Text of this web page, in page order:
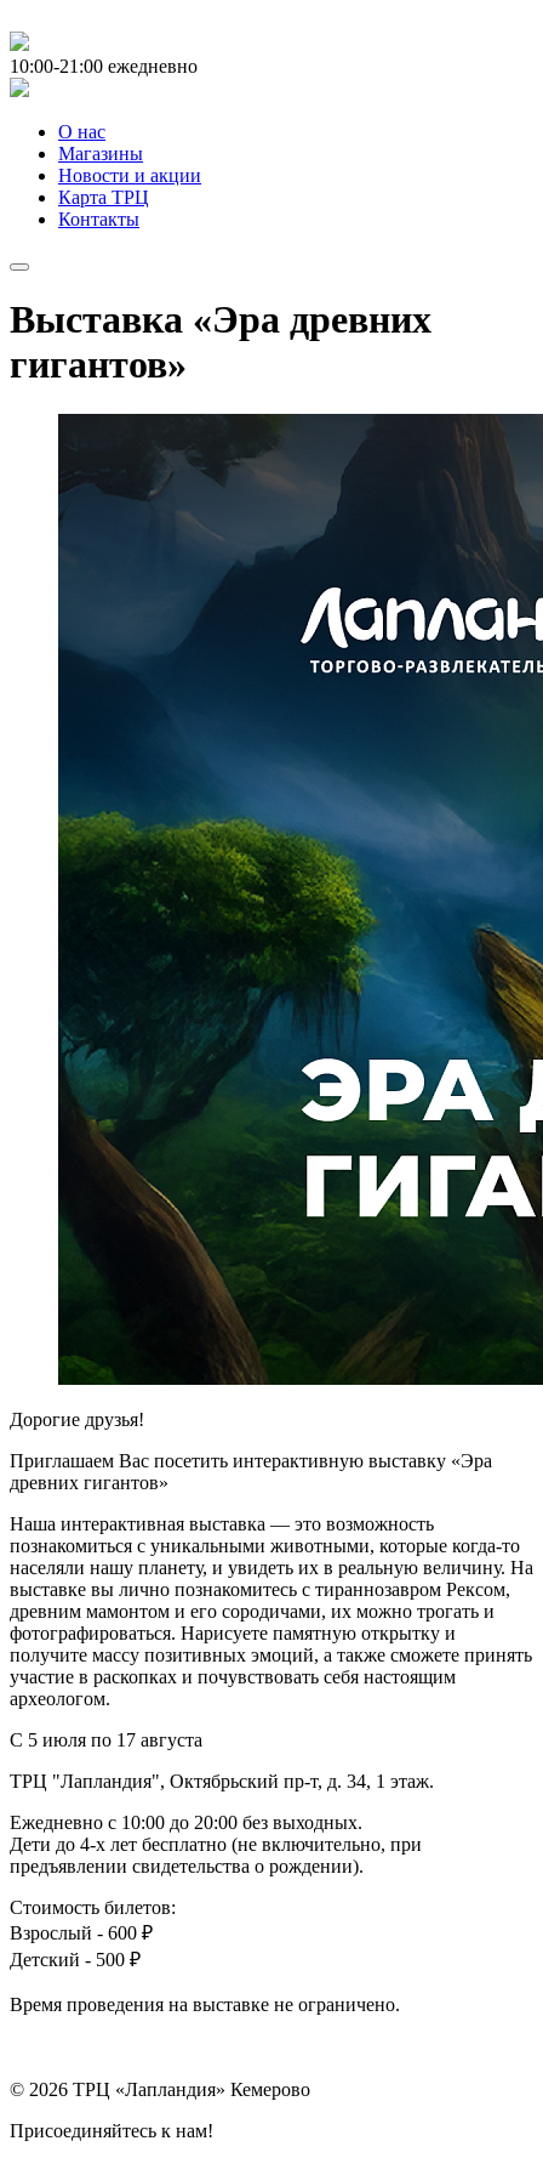
10:00-21:00 ежедневно
О нас
Магазины
Новости и акции
Карта ТРЦ
Контакты
Выставка «Эра древних
гигантов»
Дорогие друзья!
Приглашаем Вас посетить интерактивную выставку «Эра
древних гигантов»
Наша интерактивная выставка — это возможность
познакомиться с уникальными животными, которые когда-то
населяли нашу планету, и увидеть их в реальную величину. На
выставке вы лично познакомитесь с тираннозавром Рексом,
древним мамонтом и его сородичами, их можно трогать и
фотографироваться. Нарисуете памятную открытку и
получите массу позитивных эмоций, а также сможете принять
участие в раскопках и почувствовать себя настоящим
археологом.
С 5 июля по 17 августа
ТРЦ "Лапландия", Октябрьский пр-т, д. 34, 1 этаж.
Ежедневно с 10:00 до 20:00 без выходных.
Дети до 4-х лет бесплатно (не включительно, при
предъявлении свидетельства о рождении).
Стоимость билетов:
Взрослый - 600 ₽
Детский - 500 ₽
Время проведения на выставке не ограничено.
© 2026 ТРЦ «Лапландия» Кемерово
Присоединяйтесь к нам!